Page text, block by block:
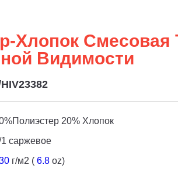
Хлопок Смесовая
Видимости
20% Хлопок
саржевое
г/м2 ( 6.8 oz)